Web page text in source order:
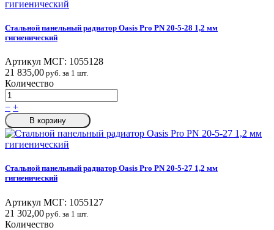
Стальной панельный радиатор Oasis Pro PN 20-5-28 1,2 мм
гигиенический
Артикул МСГ: 1055128
21 835,00 руб. за 1 шт.
Количество
− +
В корзину
Стальной панельный радиатор Oasis Pro PN 20-5-27 1,2 мм
гигиенический
Артикул МСГ: 1055127
21 302,00 руб. за 1 шт.
Количество